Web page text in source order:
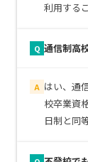
利用する
Q 通信制高
A はい、通
校卒業資
日制と同